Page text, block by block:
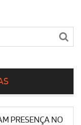
PRESENÇA NO